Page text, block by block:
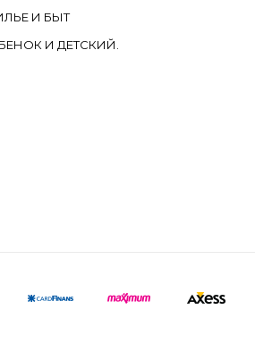
И БЫТ
И ДЕТСКИЙ.